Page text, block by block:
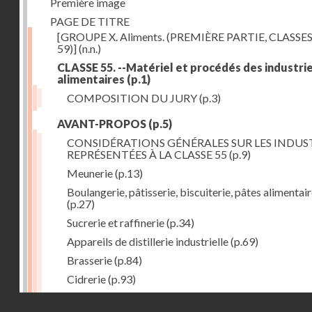
PAGE DE TITRE
[GROUPE X. Aliments. (PREMIÈRE PARTIE,
59)](n.n.)
CLASSE 55. --Matériel et procédés des
alimentaires (p.1)
COMPOSITION DU JURY(p.3)
AVANT-PROPOS (p.5)
CONSIDÉRATIONS GÉNÉRALES SUR LES
REPRÉSENTÉES À LA CLASSE 55 (p.9)
Meunerie(p.13)
Boulangerie, pâtisserie, biscuiterie, pâtes
(p.27)
Sucrerie et raffinerie(p.34)
Appareils de distillerie industrielle(p.69)
Brasserie(p.84)
Cidrerie(p.93)